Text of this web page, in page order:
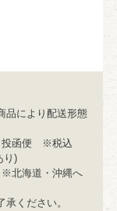
品により配送形態
投函便 ※税込
り)
北海道・沖縄へ
ください。